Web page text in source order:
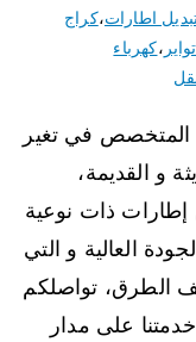
اطارات،كراج
،كهرباء
المتخصص في تغير
و القديمة،
إطارات ذات نوعية
العالية و التي
الطرق، تواصلكم
على مدار